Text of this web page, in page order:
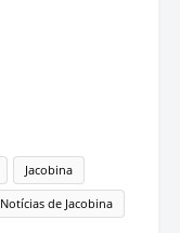
Jacobina
Notícias de Jacobina